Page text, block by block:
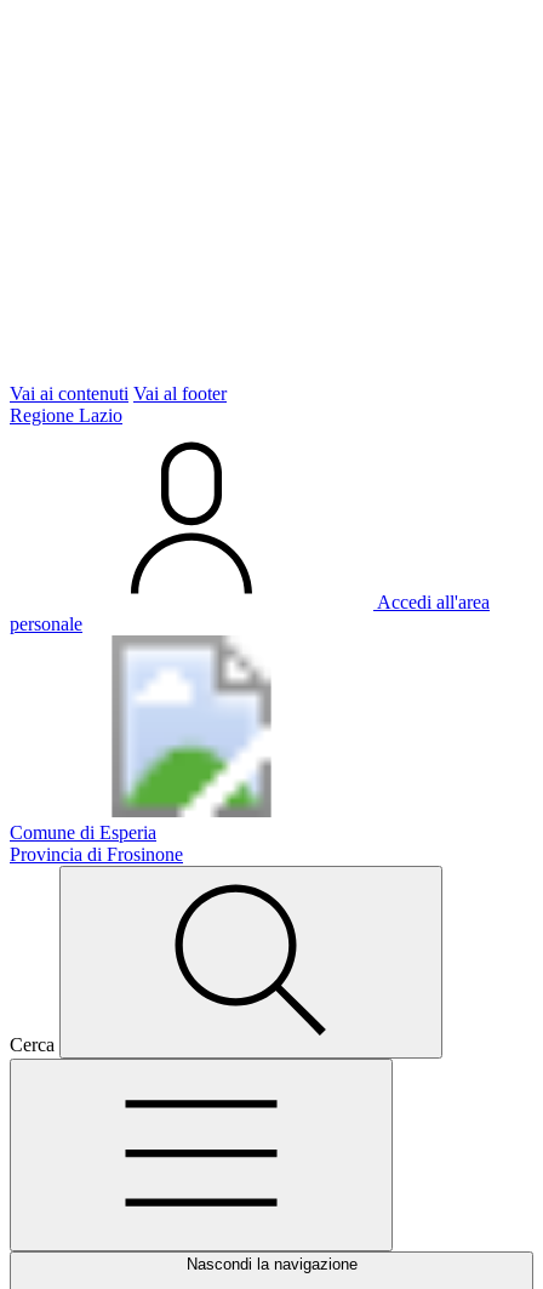
Vai ai contenuti Vai al footer
Regione Lazio
Accedi all'area
personale
Comune di Esperia
Provincia di Frosinone
Cerca
Nascondi la navigazione